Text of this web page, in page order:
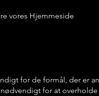
vores Hjemmeside
for de formål, der er
for at